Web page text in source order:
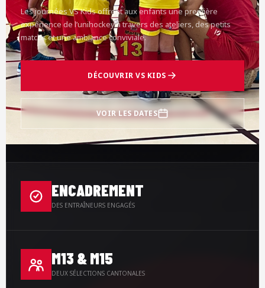
Les journées VS Kids offrent aux enfants une première
expérience de l’unihockey à travers des ateliers, des petits
matchs et une ambiance conviviale.
DÉCOUVRIR VS KIDS
VOIR LES DATES
ENCADREMENT
DES ENTRAÎNEURS ENGAGÉS
M13 & M15
DEUX SÉLECTIONS CANTONALES